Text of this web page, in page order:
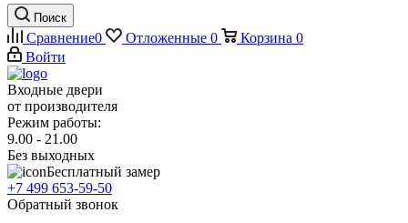
Поиск
Сравнение0 Отложенные 0 Корзина 0
Войти
Входные двери
от производителя
Режим работы:
9.00 - 21.00
Без выходных
Бесплатный замер
+7 499 653-59-50
Обратный звонок